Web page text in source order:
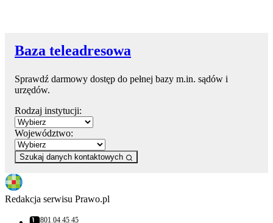
Baza teleadresowa
Sprawdź darmowy dostęp do pełnej bazy m.in. sądów i
urzędów.
Rodzaj instytucji:
Województwo:
Szukaj danych kontaktowych
Redakcja serwisu Prawo.pl
801 04 45 45